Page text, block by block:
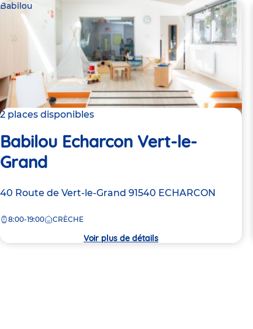
Babilou
2 places disponibles
Babilou Echarcon Vert-le-
Grand
Adresse
la
40 Route de Vert-le-Grand 91540 ECHARCON
8:00-19:00 CRÈCHE
Voir plus de détails